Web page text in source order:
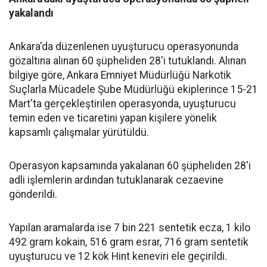
yakalandı
Ankara'da düzenlenen uyuşturucu operasyonunda
gözaltına alınan 60 şüpheliden 28'i tutuklandı. Alınan
bilgiye göre, Ankara Emniyet Müdürlüğü Narkotik
Suçlarla Mücadele Şube Müdürlüğü ekiplerince 15-21
Mart'ta gerçekleştirilen operasyonda, uyuşturucu
temin eden ve ticaretini yapan kişilere yönelik
kapsamlı çalışmalar yürütüldü.
Operasyon kapsamında yakalanan 60 şüpheliden 28'i
adli işlemlerin ardından tutuklanarak cezaevine
gönderildi.
Yapılan aramalarda ise 7 bin 221 sentetik ecza, 1 kilo
492 gram kokain, 516 gram esrar, 716 gram sentetik
uyuşturucu ve 12 kök Hint keneviri ele geçirildi.